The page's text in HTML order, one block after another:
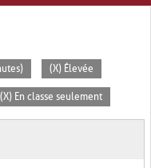
(X) Élevée
(X) En classe seulement